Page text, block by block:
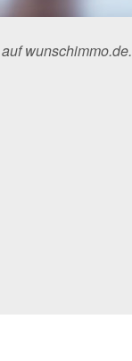
wunschimmo.de.